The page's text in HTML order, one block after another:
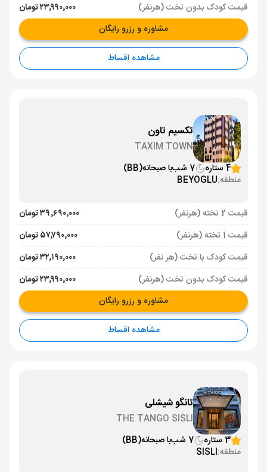
قیمت کودک بدون تخت (هرنفر)
۲۳٬۹۹۰٬۰۰۰ تومان
مشاوره و رزرو رایگان
مشاهده اقساط
تکسیم تاون
TAXIM TOWN
4 ستاره
7 شب با صبحانه(BB)
منطقه:BEYOGLU
قیمت 2 تخته (هرنفر)
۳۹٬۶۹۰٬۰۰۰ تومان
قیمت 1 تخته (هرنفر)
۵۷٬۷۹۰٬۰۰۰ تومان
قیمت کودک با تخت (هر نفر)
۳۲٬۱۹۰٬۰۰۰ تومان
قیمت کودک بدون تخت (هرنفر)
۲۳٬۹۹۰٬۰۰۰ تومان
مشاوره و رزرو رایگان
مشاهده اقساط
تانگو شیشلی
THE TANGO SISLI
3 ستاره
7 شب با صبحانه(BB)
منطقه:SISLI